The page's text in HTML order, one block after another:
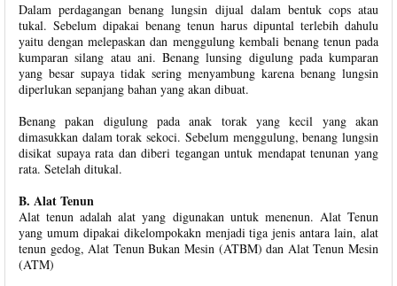
Dalam perdagangan benang lungsin dijual dalam bentuk cops atau
tukal. Sebelum dipakai benang tenun harus dipuntal terlebih dahulu
yaitu dengan melepaskan dan menggulung kembali benang tenun pada
kumparan silang atau ani. Benang lunsing digulung pada kumparan
yang besar supaya tidak sering menyambung karena benang lungsin
diperlukan sepanjang bahan yang akan dibuat.
Benang pakan digulung pada anak torak yang kecil yang akan
dimasukkan dalam torak sekoci. Sebelum menggulung, benang lungsin
disikat supaya rata dan diberi tegangan untuk mendapat tenunan yang
rata. Setelah ditukal.
B. Alat Tenun
Alat tenun adalah alat yang digunakan untuk menenun. Alat Tenun
yang umum dipakai dikelompokakn menjadi tiga jenis antara lain, alat
tenun gedog, Alat Tenun Bukan Mesin (ATBM) dan Alat Tenun Mesin
(ATM)